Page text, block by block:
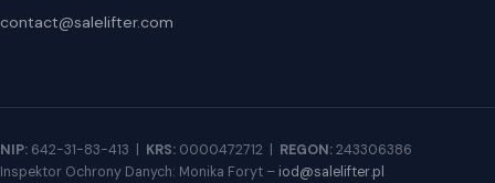
contact@salelifter.com
NIP: 642-31-83-413 | KRS: 0000472712 | REGON:243306386
Inspektor Ochrony Danych: Monika Foryt – iod@salelifter.pl